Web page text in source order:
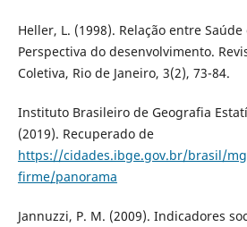
Heller, L. (1998). Relação entre
Perspectiva do desenvolvimento.
Coletiva, Rio de Janeiro, 3(2), 73-84.
Instituto Brasileiro de Geografia
(2019). Recuperado de
https://cidades.ibge.gov.br/brasil/
firme/panorama
Jannuzzi, P. M. (2009). Indicadores